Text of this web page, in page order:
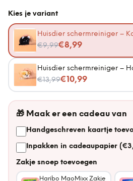
Kies je variant
Huisdier schermreiniger –
€9,99
Nu voor€8,99
Huisdier schermreiniger –
€13,99
Nu voor€10,99
🎁 Maak er een cadeau van
Handgeschreven kaartje
Inpakken in cadeaupapier
Zakje snoep toevoegen
Haribo MaoMixx Zakje